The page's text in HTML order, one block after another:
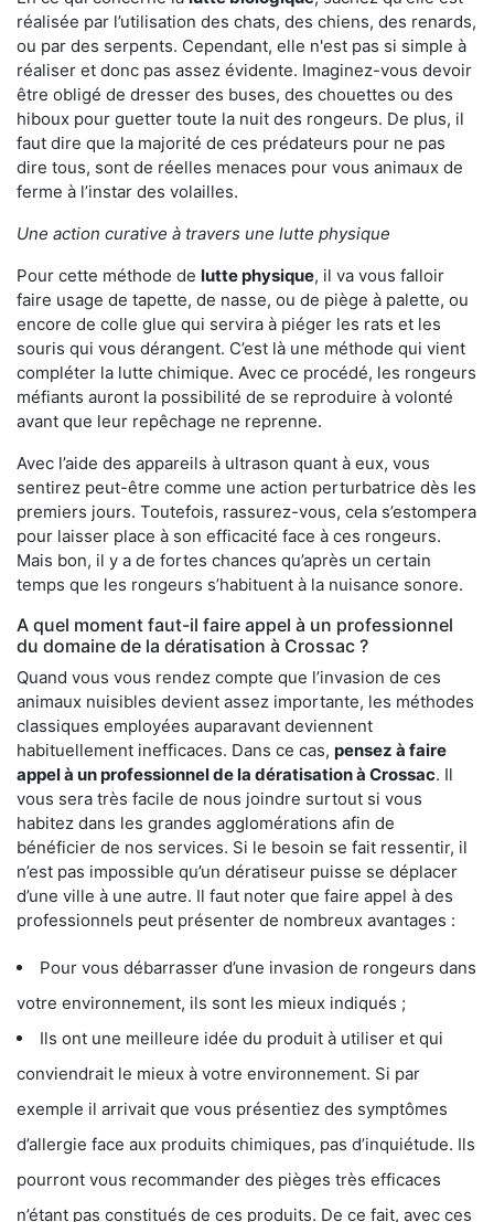
réalisée par l’utilisation des chats, des chiens, des renards,
ou par des serpents. Cependant, elle n'est pas si simple à
réaliser et donc pas assez évidente. Imaginez-vous devoir
être obligé de dresser des buses, des chouettes ou des
hiboux pour guetter toute la nuit des rongeurs. De plus, il
faut dire que la majorité de ces prédateurs pour ne pas
dire tous, sont de réelles menaces pour vous animaux de
ferme à l’instar des volailles.
Une action curative à travers une lutte physique
Pour cette méthode de lutte physique, il va vous falloir
faire usage de tapette, de nasse, ou de piège à palette, ou
encore de colle glue qui servira à piéger les rats et les
souris qui vous dérangent. C’est là une méthode qui vient
compléter la lutte chimique. Avec ce procédé, les rongeurs
méfiants auront la possibilité de se reproduire à volonté
avant que leur repêchage ne reprenne.
Avec l’aide des appareils à ultrason quant à eux, vous
sentirez peut-être comme une action perturbatrice dès les
premiers jours. Toutefois, rassurez-vous, cela s’estompera
pour laisser place à son efficacité face à ces rongeurs.
Mais bon, il y a de fortes chances qu’après un certain
temps que les rongeurs s’habituent à la nuisance sonore.
A quel moment faut-il faire appel à un professionnel
du domaine de la dératisation à Crossac ?
Quand vous vous rendez compte que l’invasion de ces
animaux nuisibles devient assez importante, les méthodes
classiques employées auparavant deviennent
habituellement inefficaces. Dans ce cas, pensez à faire
appel à un professionnel de la dératisation à Crossac. Il
vous sera très facile de nous joindre surtout si vous
habitez dans les grandes agglomérations afin de
bénéficier de nos services. Si le besoin se fait ressentir, il
n’est pas impossible qu’un dératiseur puisse se déplacer
d’une ville à une autre. Il faut noter que faire appel à des
professionnels peut présenter de nombreux avantages :
Pour vous débarrasser d’une invasion de rongeurs dans
votre environnement, ils sont les mieux indiqués ;
Ils ont une meilleure idée du produit à utiliser et qui
conviendrait le mieux à votre environnement. Si par
exemple il arrivait que vous présentiez des symptômes
d’allergie face aux produits chimiques, pas d’inquiétude. Ils
pourront vous recommander des pièges très efficaces
n’étant pas constitués de ces produits. De ce fait, avec ces